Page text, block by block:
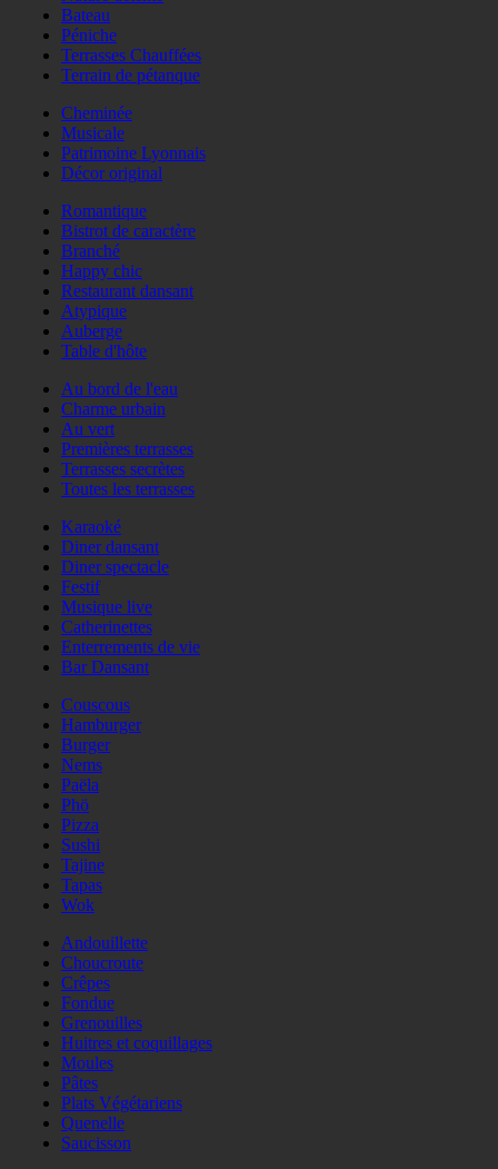
Bateau
Péniche
Terrasses Chauffées
Terrain de pétanque
Cheminée
Musicale
Patrimoine Lyonnais
Décor original
Romantique
Bistrot de caractère
Branché
Happy chic
Restaurant dansant
Atypique
Auberge
Table d'hôte
Au bord de l'eau
Charme urbain
Au vert
Premières terrasses
Terrasses secrètes
Toutes les terrasses
Karaoké
Diner dansant
Diner spectacle
Festif
Musique live
Catherinettes
Enterrements de vie
Bar Dansant
Couscous
Hamburger
Burger
Nems
Paëla
Phö
Pizza
Sushi
Tajine
Tapas
Wok
Andouillette
Choucroute
Crêpes
Fondue
Grenouilles
Huitres et coquillages
Moules
Pâtes
Plats Végétariens
Quenelle
Saucisson